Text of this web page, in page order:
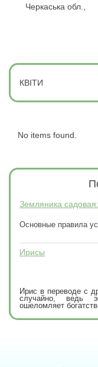
Черкаська обл.,
КВІТИ
No items found.
Земляника
Основные правила
Ирисы
Ирис в переводе с
случайно, ведь
ошеломляет